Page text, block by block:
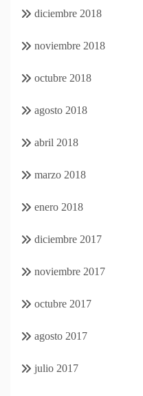
diciembre 2018
noviembre 2018
octubre 2018
agosto 2018
abril 2018
marzo 2018
enero 2018
diciembre 2017
noviembre 2017
octubre 2017
agosto 2017
julio 2017